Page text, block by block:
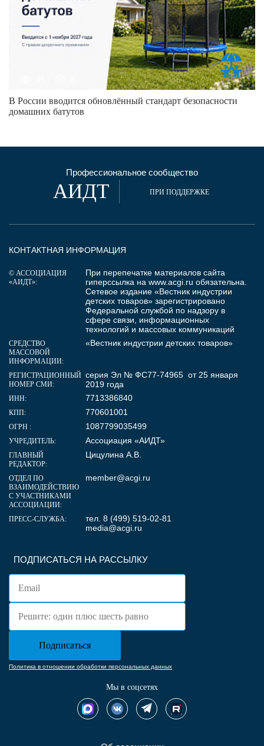
В России вводится обновлённый стандарт безопасности
домашних батутов
Профессиональное сообщество
АИДТ ПРИ ПОДДЕРЖКЕ
ПОДПИСАТЬСЯ НА РАССЫЛКУ
Политика в отношении обработки персональных данных
Мы в соцсетях
КОНТАКТНАЯ ИНФОРМАЦИЯ
© АССОЦИАЦИЯ
«АИДТ»:
При перепечатке материалов сайта
гиперссылка на www.acgi.ru обязательна.
Сетевое издание «Вестник индустрии
детских товаров» зарегистрировано
Федеральной службой по надзору в
сфере связи, информационных
технологий и массовых коммуникаций
СРЕДСТВО
МАССОВОЙ
ИНФОРМАЦИИ:
«Вестник индустрии детских товаров»
РЕГИСТРАЦИОННЫЙ
НОМЕР СМИ:
серия Эл № ФС77-74965 от 25 января
2019 года
ИНН: 7713386840
КПП: 770601001
ОГРН : 1087799035499
УЧРЕДИТЕЛЬ: Ассоциация «АИДТ»
ГЛАВНЫЙ
РЕДАКТОР:
Цицулина А.В.
ОТДЕЛ ПО
ВЗАИМОДЕЙСТВИЮ
С УЧАСТНИКАМИ
АССОЦИАЦИИ:
member@acgi.ru
ПРЕСС-СЛУЖБА:
тел. 8 (499) 519-02-81
media@acgi.ru